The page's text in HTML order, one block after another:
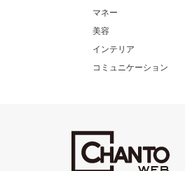
マネー
美容
インテリア
コミュニケーション